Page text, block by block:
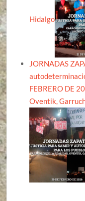
Hidalgo
JORNADAS
FEBRERO DE
Oventik,